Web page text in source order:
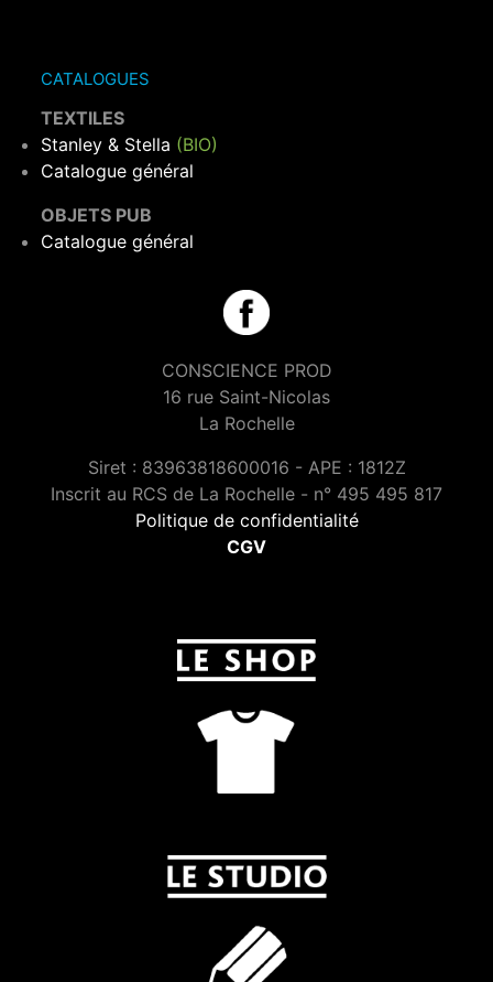
CATALOGUES
TEXTILES
Stanley & Stella (BIO)
Catalogue général
OBJETS PUB
Catalogue général
CONSCIENCE PROD
16 rue Saint-Nicolas
La Rochelle
Siret : 83963818600016 - APE : 1812Z
Inscrit au RCS de La Rochelle - n° 495 495 817
Politique de confidentialité
CGV